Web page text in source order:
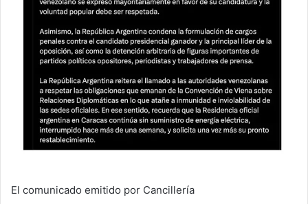
El comunicado emitido por Cancillería